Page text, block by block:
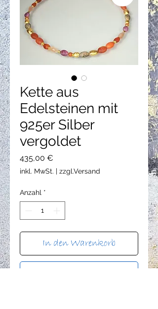
Kette aus
Edelsteinen mit
925er Silber
vergoldet
435,00 €
inkl. MwSt. | zzgl.Versand
Anzahl *
In den Warenkorb